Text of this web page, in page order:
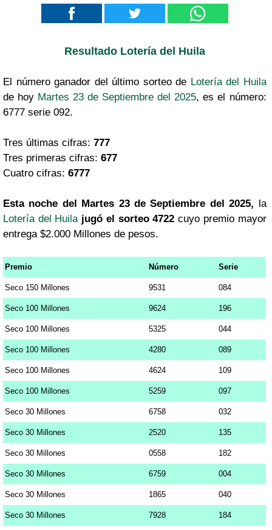
Resultado Lotería del Huila
El número ganador del último sorteo de Lotería del Huila
de hoy Martes 23 de Septiembre del 2025, es el número:
6777 serie 092.
Tres últimas cifras: 777
Tres primeras cifras: 677
Cuatro cifras: 6777
Esta noche del Martes 23 de Septiembre del 2025, la
Lotería del Huila jugó el sorteo 4722 cuyo premio mayor
entrega $2.000 Millones de pesos.
Premio Número Serie
Seco 150 Millones 9531 084
Seco 100 Millones 9624 196
Seco 100 Millones 5325 044
Seco 100 Millones 4280 089
Seco 100 Millones 4624 109
Seco 100 Millones 5259 097
Seco 30 Millones 6758 032
Seco 30 Millones 2520 135
Seco 30 Millones 0558 182
Seco 30 Millones 6759 004
Seco 30 Millones 1865 040
Seco 30 Millones 7928 184